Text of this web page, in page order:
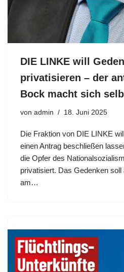
DIE LINKE will
privatisieren – der
Bock macht sich
von admin 18. Juni 2025
Die Fraktion von DIE LINKE
einen Antrag beschließen
die Opfer des
privatisiert. Das Gedenken
am…